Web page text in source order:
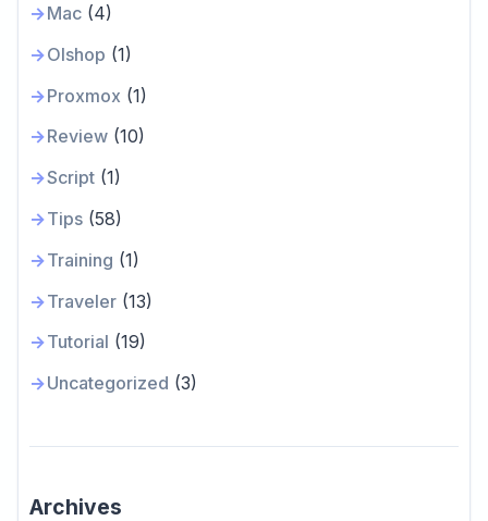
Mac(4)
Olshop (1)
Proxmox (1)
Review(10)
Script(1)
Tips(58)
Training (1)
Traveler(13)
Tutorial (19)
Uncategorized (3)
Archives